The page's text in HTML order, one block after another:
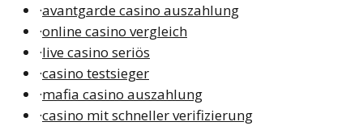
·avantgarde casino auszahlung
·online casino vergleich
·live casino seriös
·casino testsieger
·mafia casino auszahlung
·casino mit schneller verifizierung